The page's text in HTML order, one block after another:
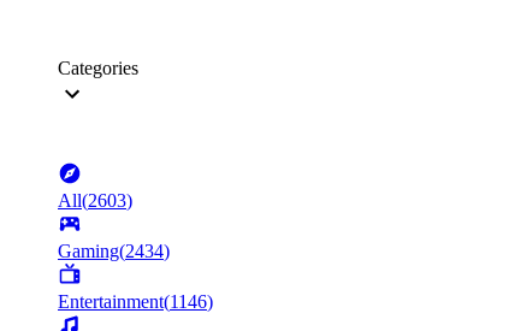
Categories
All(2603)
Gaming(2434)
Entertainment(1146)